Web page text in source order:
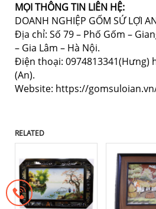
MỌI THÔNG TIN LIÊN HỆ:
DOANH NGHIỆP GỐM SỨ LỢI
Địa chỉ: Số 79 – Phố Gốm –
– Gia Lâm – Hà Nội.
Điện thoại: 0974813341(Hưng)
(An).
Website: https://
RELATED